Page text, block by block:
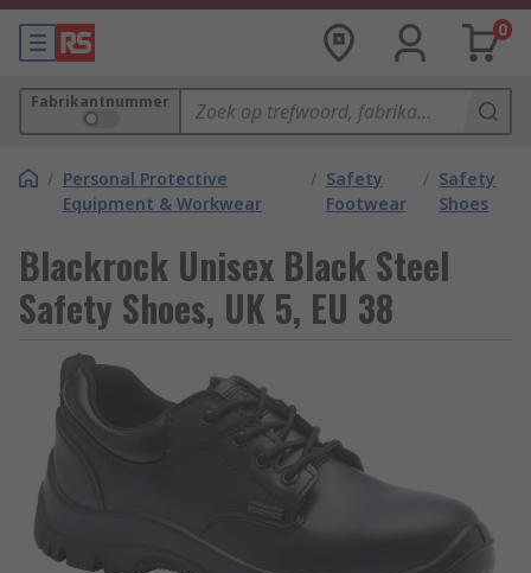
0
Fabrikantnummer
/ Personal Protective
Equipment & Workwear
/ Safety
Footwear
/ Safety
Shoes
Blackrock Unisex Black Steel
Safety Shoes, UK 5, EU 38